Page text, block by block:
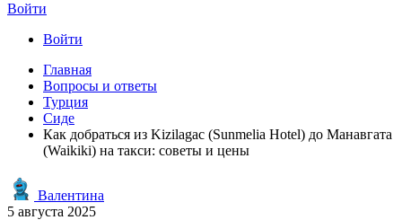
Войти
Войти
Главная
Вопросы и ответы
Турция
Сиде
Как добраться из Kizilagac (Sunmelia Hotel) до Манавгата
(Waikiki) на такси: советы и цены
Валентина
5 августа 2025